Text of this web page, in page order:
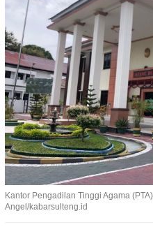
Kantor Pengadilan Tinggi Agama
Angel/kabarsulteng.id